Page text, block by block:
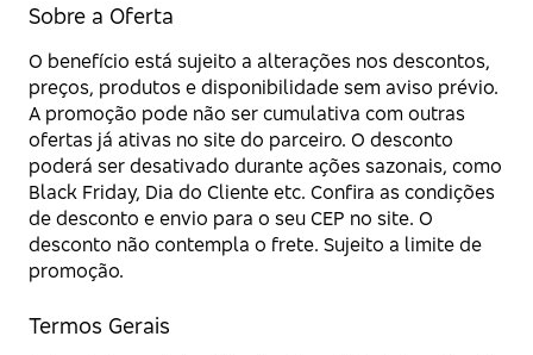
Sobre a Oferta
O benefício está sujeito a alterações nos descontos,
preços, produtos e disponibilidade sem aviso prévio.
A promoção pode não ser cumulativa com outras
ofertas já ativas no site do parceiro. O desconto
poderá ser desativado durante ações sazonais, como
Black Friday, Dia do Cliente etc. Confira as condições
de desconto e envio para o seu CEP no site. O
desconto não contempla o frete. Sujeito a limite de
promoção.
Termos Gerais